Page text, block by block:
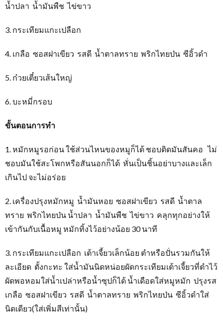
น้ำปลา น้ำมันพืช ไข่ขาว
3. กระเทียมแกะเปลือก
4. เกลือ ซอสฝาเขียว รสดี น้ำตาลทราย พริกไทยป่น ซีอิ้วดำ
5. ก๋วยเตี๋ยวเส้นใหญ่
6. บะหมี่กรอบ
ขั้นตอนการทำ
1. หมักหมูรอก่อน ใช้ส่วนไหนของหมูก็ได้ ชอบติดมันสันคอ ไม่
ชอบมันใช้สะโพกหรือสันนอกก็ได้ หั่นเป็นชิ้นอย่าบางและเล็ก
เกินไป จะไม่อร่อย
2. เครื่องปรุงหมักหมู น้ำมันหอย ซอสฝาเขียว รสดี น้ำตาล
ทราย พริกไทยป่น น้ำปลา น้ำมันพืช ไข่ขาว คลุกทุกอย่างให้
เข้ากันกับเนื้อหมู หมักทิ้งไว้อย่างน้อย 30 นาที
3. กระเทียมแกะเปลือก เต้าเจี้ยวเล็กน้อย ตำหรือปั่นรวมกันให้
ละเอียด ตั้งกะทะ ใส่น้ำมันนิดหน่อยผัดกระเทียมเต้าเจี้ยวที่ตำไว้
ผัดพอหอมใส่น้ำเปล่าหรือน้ำซุปก็ได้ น้ำเดือดใส่หมูหมัก ปรุงรส
เกลือ ซอสฝาเขียว รสดี น้ำตาลทราย พริกไทยป่น ซีอิ้วดำใส่
นิดเดียว(ใส่เพิ่มสีเท่านั้น)